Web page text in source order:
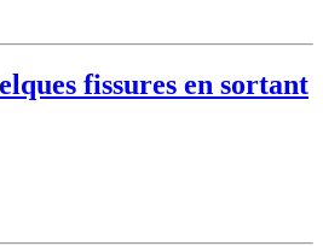
fissures en sortant